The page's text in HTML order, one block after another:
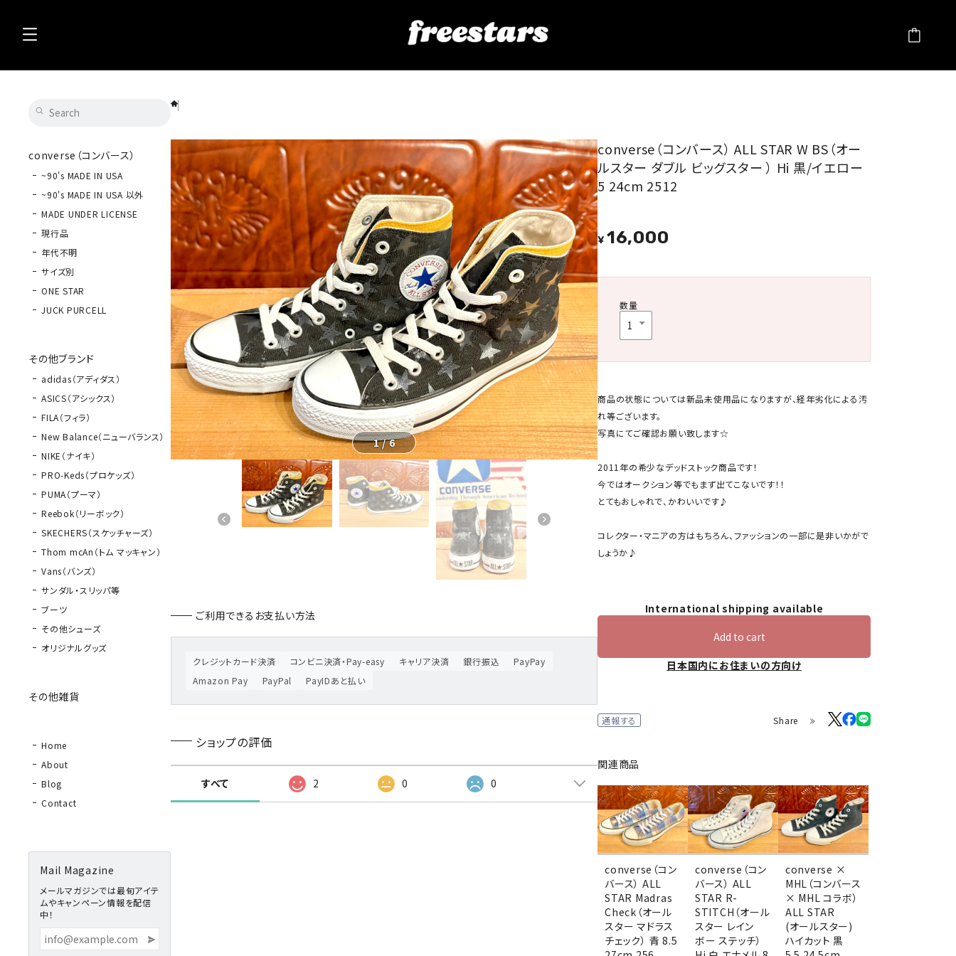
converse（コンバース）
~90's MADE IN USA
~90's MADE IN USA 以外
MADE UNDER LICENSE
現行品
年代不明
サイズ別
ONE STAR
JUCK PURCELL
その他ブランド
adidas（アディダス）
ASICS（アシックス）
FILA（フィラ）
New Balance（ニューバランス）
NIKE（ナイキ）
PRO-Keds（プロケッズ）
PUMA（プーマ）
Reebok（リーボック）
SKECHERS（スケッチャーズ）
Thom mcAn（トム マッキャン）
Vans（バンズ）
サンダル・スリッパ等
ブーツ
その他シューズ
オリジナルグッズ
その他雑貨
Home
About
Blog
Contact
Mail Magazine
メールマガジンでは最旬アイテ
ムやキャンペーン情報を配信
中！
1/6
ご利用できるお支払い方法
クレジットカード決済 コンビニ決済・Pay-easy キャリア決済 銀行振込
PayPay
Amazon Pay
PayPal PayIDあと払い
ショップの評価
すべて 2 0 0
converse（コンバース） ALL STAR W BS（オー
ルスター ダブル ビッグスター ） Hi 黒/イエロー
5 24cm 2512
¥16,000
数量
商品の状態については新品未使用品になりますが、経年劣化による汚
れ等ございます。
写真にてご確認お願い致します☆
2011年の希少なデッドストック商品です！
今ではオークション等でもまず出てこないです！！
とてもおしゃれで、かわいいです♪
コレクター・マニアの方はもちろん、ファッションの一部に是非いかがで
しょうか♪
International shipping available
Add to cart
日本国内にお住まいの方向け
通報する Share
関連商品
converse（コン
バース） ALL
STAR Madras
Check（オール
スター マドラス
チェック） 青 8.5
converse（コン
バース） ALL
STAR R-
STITCH（オール
スター レイン
ボー ステッチ）
converse ×
MHL（コンバース
× MHL コラボ）
ALL STAR
(オールスター)
ハイカット 黒